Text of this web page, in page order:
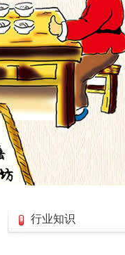
行业知识